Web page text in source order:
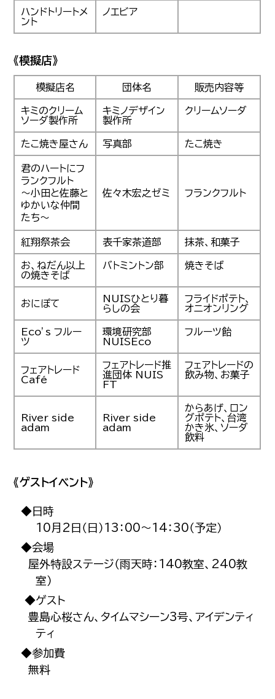
ハンドトリートメ
ント
ノエビア
《模擬店》
模擬店名 団体名 販売内容等
キミのクリーム
ソーダ製作所
キミノデザイン
製作所
クリームソーダ
たこ焼き屋さん 写真部 たこ焼き
君のハートにフ
ランクフルト
～小田と佐藤と
ゆかいな仲間
たち～
佐々木宏之ゼミ フランクフルト
紅翔祭茶会 表千家茶道部 抹茶、和菓子
お、ねだん以上
の焼きそば
バトミントン部 焼きそば
おにぽて
NUISひとり暮
らしの会
フライドポテト、
オニオンリング
Eco’s フルー
ツ
環境研究部
NUISEco
フルーツ飴
フェアトレード
Café
フェアトレード推
進団体 NUIS
FT
フェアトレードの
飲み物、お菓子
River side
adam
River side
adam
からあげ、ロン
グポテト、台湾
かき氷、ソーダ
飲料
《ゲストイベント》
◆日時
10月2日（日）13：00～14：30（予定）
◆会場
屋外特設ステージ（雨天時：140教室、240教
室）
◆ゲスト
豊島心桜さん、タイムマシーン3号、アイデンティ
ティ
◆参加費
無料